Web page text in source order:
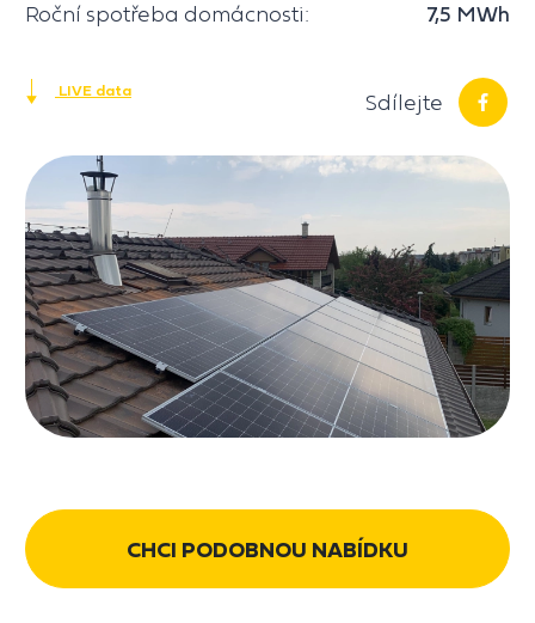
Roční spotřeba domácnosti: 7,5 MWh
LIVE data Sdílejte
CHCI PODOBNOU NABÍDKU